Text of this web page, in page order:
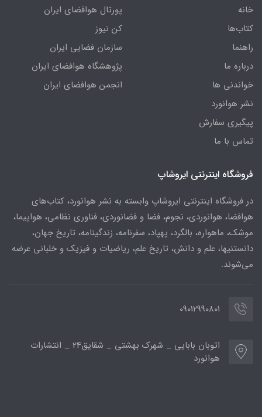
خانه
کتاب‌ها
راهنما
درباره ما
خواندنی ها
نشر هوانورد
پیگیری سفارش
تماس با ما
پورتال هوافضای ایران
کن نیوز
سازمان فضایی ایران
پژوهشگاه هوافضای ایران
انجمن هوافضای ایران
فروشگاه اینترنتی ایروشاپ
در فروشگاه اینترنتی ایروشاپ وابسته به نشر هوانورد، کتاب‌های
هوافضا، هوانوردی، نجوم، فضا و فضانوردی، فناوری نظامی، هواپیما،
موشک، ماهواره، بالگرد، پهپاد، سفرنامه، زندگینامه، تاریخ جهان،
دانستنیها، علم و دانش، تاریخ علم، ریاضیات و فیزیک و خلبانی عرضه
می‌شوند.
09012990801
اتوبان بابایی _ شهرک بهشتی _ شقایق24 _ انتشارات
هوانورد